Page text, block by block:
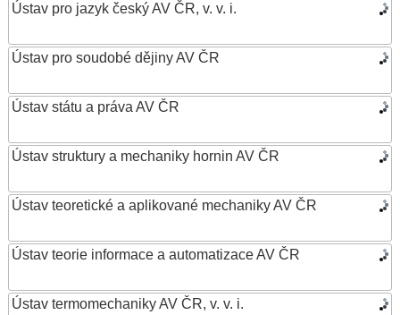
Ústav pro jazyk český AV ČR, v. v. i.
Ústav pro soudobé dějiny AV ČR
Ústav státu a práva AV ČR
Ústav struktury a mechaniky hornin AV ČR
Ústav teoretické a aplikované mechaniky AV ČR
Ústav teorie informace a automatizace AV ČR
Ústav termomechaniky AV ČR, v. v. i.